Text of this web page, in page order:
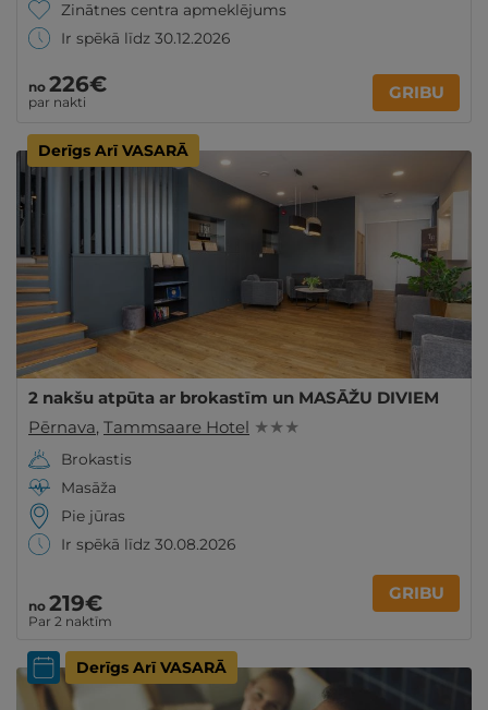
Zinātnes centra apmeklējums
Ir spēkā līdz 30.12.2026
no 226€
par nakti GRIBU
Derīgs Arī VASARĀ
2 nakšu atpūta ar brokastīm un MASĀŽU DIVIEM
Pērnava, Tammsaare Hotel ★ ★ ★
Brokastis
Masāža
Pie jūras
Ir spēkā līdz 30.08.2026
no 219€
Par 2 naktīm
GRIBU
Derīgs Arī VASARĀ